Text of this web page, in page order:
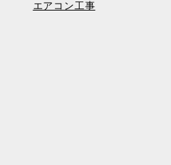
エアコン工事